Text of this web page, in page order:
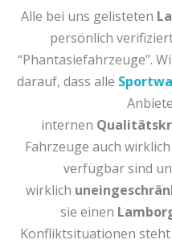
Alle bei uns gelisteten
persönlich
“Phantasiefahrzeuge”.
darauf, dass alle
internen
Fahrzeuge auch
verfügbar sind
wirklich
sie einen
Konfliktsituationen steht